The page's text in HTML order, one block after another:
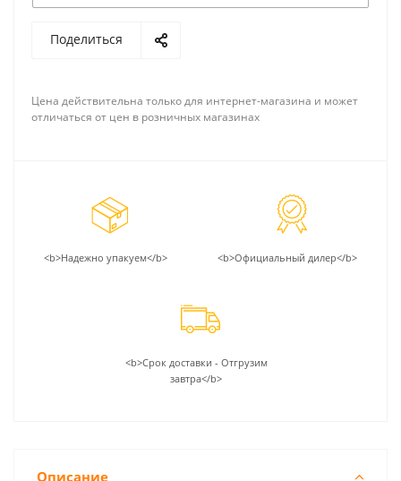
Поделиться
Цена действительна только для интернет-магазина и может
отличаться от цен в розничных магазинах
<b>Надежно упакуем</b> <b>Официальный дилер</b>
<b>Срок доставки - Отгрузим
завтра</b>
Описание